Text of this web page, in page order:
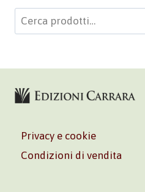
Cerca:
Privacy e cookie
Condizioni di vendita